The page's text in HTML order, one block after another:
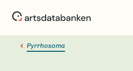
Pyrrhosoma